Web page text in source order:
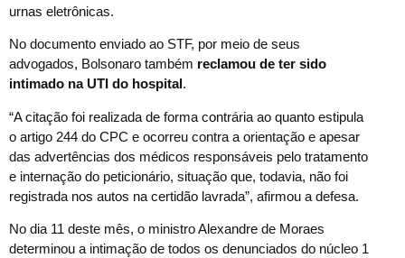
urnas eletrônicas.
No documento enviado ao STF, por meio de seus
advogados, Bolsonaro também reclamou de ter sido
intimado na UTI do hospital.
“A citação foi realizada de forma contrária ao quanto estipula
o artigo 244 do CPC e ocorreu contra a orientação e apesar
das advertências dos médicos responsáveis pelo tratamento
e internação do peticionário, situação que, todavia, não foi
registrada nos autos na certidão lavrada”, afirmou a defesa.
No dia 11 deste mês, o ministro Alexandre de Moraes
determinou a intimação de todos os denunciados do núcleo 1